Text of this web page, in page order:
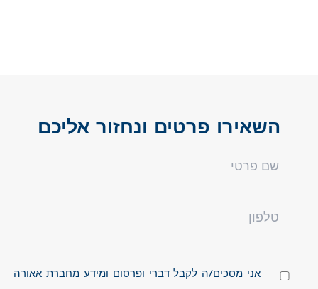
השאירו פרטים ונחזור אליכם
אני מסכים/ה לקבל דברי ופרסום ומידע מחברת אאורה